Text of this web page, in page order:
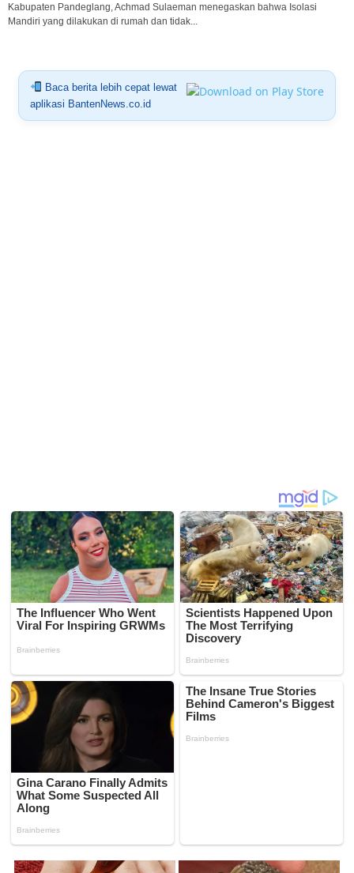
Kabupaten Pandeglang, Achmad Sulaeman menegaskan bahwa Isolasi
Mandiri yang dilakukan di rumah dan tidak...
Baca berita lebih cepat lewat
aplikasi BantenNews.co.id